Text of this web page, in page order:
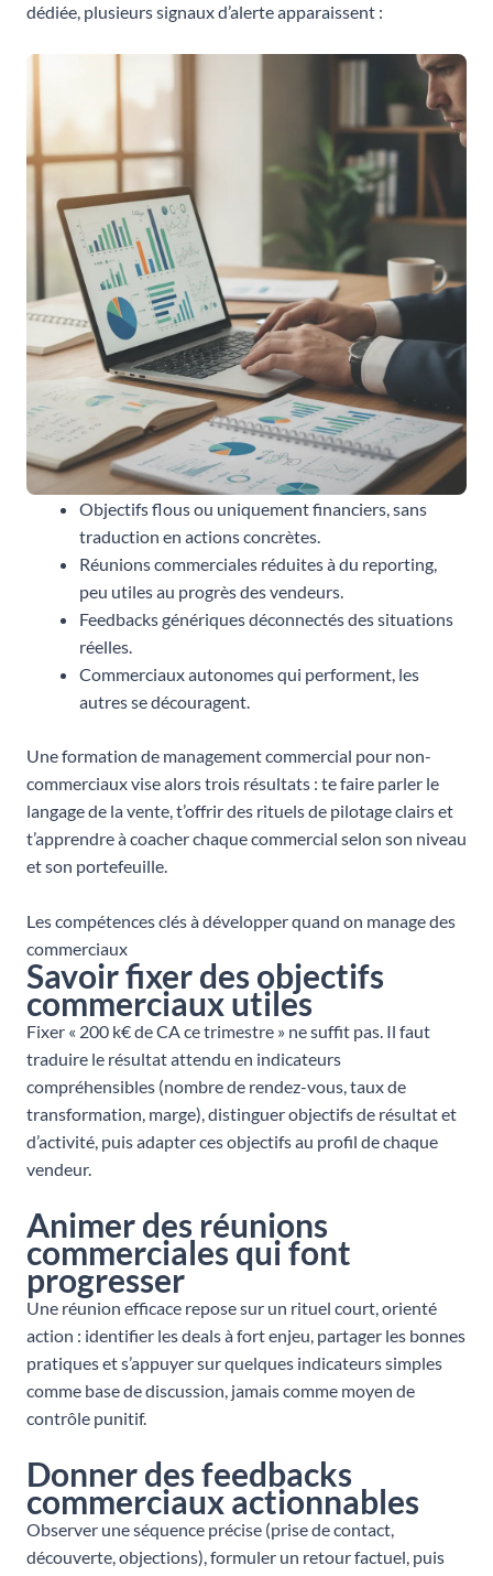
dédiée, plusieurs signaux d’alerte apparaissent :
Objectifs flous ou uniquement financiers, sans
traduction en actions concrètes.
Réunions commerciales réduites à du reporting,
peu utiles au progrès des vendeurs.
Feedbacks génériques déconnectés des situations
réelles.
Commerciaux autonomes qui performent, les
autres se découragent.
Une formation de management commercial pour non-
commerciaux vise alors trois résultats : te faire parler le
langage de la vente, t’offrir des rituels de pilotage clairs et
t’apprendre à coacher chaque commercial selon son niveau
et son portefeuille.
Les compétences clés à développer quand on manage des
commerciaux
Savoir fixer des objectifs
commerciaux utiles
Fixer « 200 k€ de CA ce trimestre » ne suffit pas. Il faut
traduire le résultat attendu en indicateurs
compréhensibles (nombre de rendez-vous, taux de
transformation, marge), distinguer objectifs de résultat et
d’activité, puis adapter ces objectifs au profil de chaque
vendeur.
Animer des réunions
commerciales qui font
progresser
Une réunion efficace repose sur un rituel court, orienté
action : identifier les deals à fort enjeu, partager les bonnes
pratiques et s’appuyer sur quelques indicateurs simples
comme base de discussion, jamais comme moyen de
contrôle punitif.
Donner des feedbacks
commerciaux actionnables
Observer une séquence précise (prise de contact,
découverte, objections), formuler un retour factuel, puis